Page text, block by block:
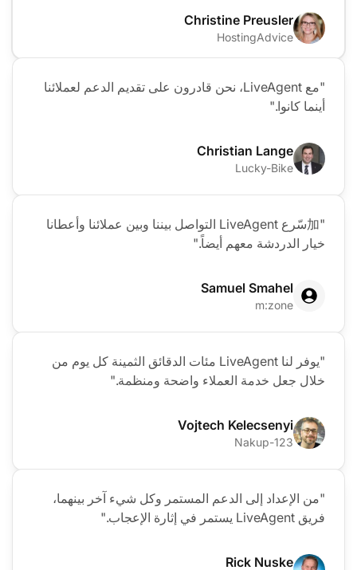
Christine Preusler
HostingAdvice
"مع LiveAgent، نحن قادرون على تقديم الدعم لعملائنا
أينما كانوا."
Christian Lange
Lucky-Bike
"加سّرع LiveAgent التواصل بيننا وبين عملائنا وأعطانا
خيار الدردشة معهم أيضاً."
Samuel Smahel
m:zone
"يوفر لنا LiveAgent مئات الدقائق الثمينة كل يوم من
خلال جعل خدمة العملاء واضحة ومنظمة."
Vojtech Kelecsenyi
123-Nakup
"من الإعداد إلى الدعم المستمر وكل شيء آخر بينهما،
فريق LiveAgent يستمر في إثارة الإعجاب."
Rick Nuske